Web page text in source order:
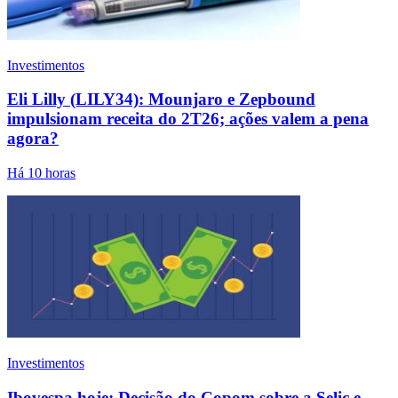
Investimentos
Eli Lilly (LILY34): Mounjaro e Zepbound
impulsionam receita do 2T26; ações valem a pena
agora?
Há 10 horas
Investimentos